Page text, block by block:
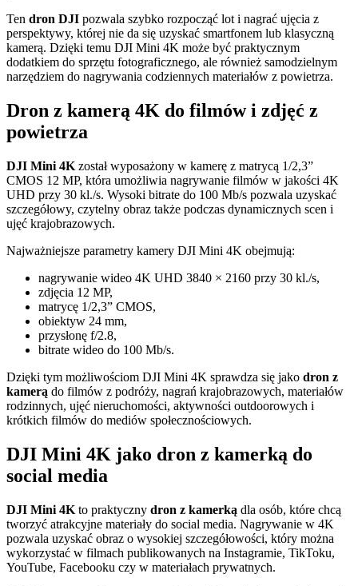
Ten dron DJI pozwala szybko rozpocząć lot i nagrać ujęcia z
perspektywy, której nie da się uzyskać smartfonem lub klasyczną
kamerą. Dzięki temu DJI Mini 4K może być praktycznym
dodatkiem do sprzętu fotograficznego, ale również samodzielnym
narzędziem do nagrywania codziennych materiałów z powietrza.
Dron z kamerą 4K do filmów i zdjęć z
powietrza
DJI Mini 4K został wyposażony w kamerę z matrycą 1/2,3”
CMOS 12 MP, która umożliwia nagrywanie filmów w jakości 4K
UHD przy 30 kl./s. Wysoki bitrate do 100 Mb/s pozwala uzyskać
szczegółowy, czytelny obraz także podczas dynamicznych scen i
ujęć krajobrazowych.
Najważniejsze parametry kamery DJI Mini 4K obejmują:
nagrywanie wideo 4K UHD 3840 × 2160 przy 30 kl./s,
zdjęcia 12 MP,
matrycę 1/2,3” CMOS,
obiektyw 24 mm,
przysłonę f/2.8,
bitrate wideo do 100 Mb/s.
Dzięki tym możliwościom DJI Mini 4K sprawdza się jako dron z
kamerą do filmów z podróży, nagrań krajobrazowych, materiałów
rodzinnych, ujęć nieruchomości, aktywności outdoorowych i
krótkich filmów do mediów społecznościowych.
DJI Mini 4K jako dron z kamerką do
social media
DJI Mini 4K to praktyczny dron z kamerką dla osób, które chcą
tworzyć atrakcyjne materiały do social media. Nagrywanie w 4K
pozwala uzyskać obraz o wysokiej szczegółowości, który można
wykorzystać w filmach publikowanych na Instagramie, TikToku,
YouTube, Facebooku czy w materiałach prywatnych.